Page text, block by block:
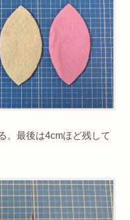
。最後は4cmほど残して